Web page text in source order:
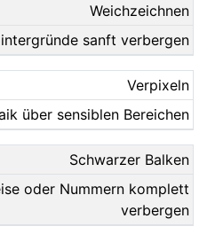
Weichzeichnen
sanft verbergen
Verpixeln
über sensiblen Bereichen
Schwarzer Balken
oder Nummern komplett
verbergen